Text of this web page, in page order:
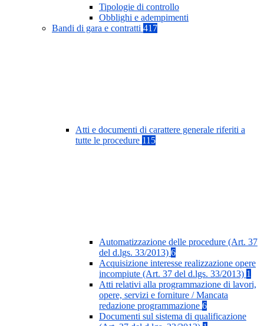
Tipologie di controllo
Obblighi e adempimenti
Bandi di gara e contratti 417
Atti e documenti di carattere generale riferiti a
tutte le procedure 115
Automatizzazione delle procedure (Art. 37
del d.lgs. 33/2013) 6
Acquisizione interesse realizzazione opere
incompiute (Art. 37 del d.lgs. 33/2013) 1
Atti relativi alla programmazione di lavori,
opere, servizi e forniture / Mancata
redazione programmazione 6
Documenti sul sistema di qualificazione